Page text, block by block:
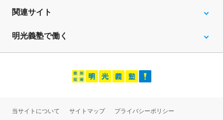
関連サイト
明光義塾で働く
当サイトについて サイトマップ プライバシーポリシー